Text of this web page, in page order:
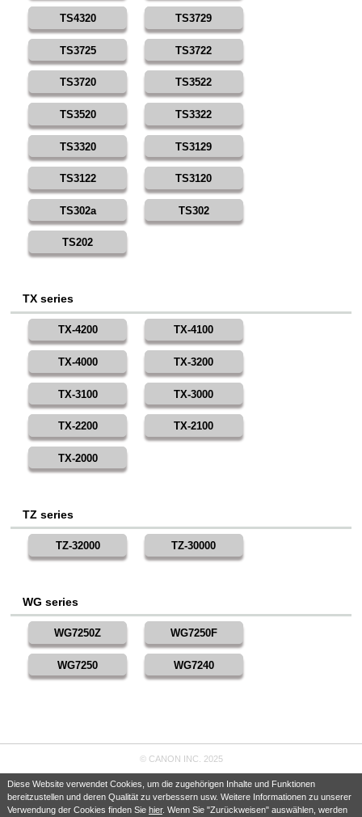
Diese Website verwendet Cookies, um die zugehörigen Inhalte und Funktionen
bereitzustellen und deren Qualität zu verbessern usw. Weitere Informationen zu unserer
Verwendung der Cookies finden Sie hier. Wenn Sie "Zurückweisen" auswählen, werden
TS4320 TS3729
TS3725 TS3722
TS3720 TS3522
TS3520 TS3322
TS3320 TS3129
TS3122 TS3120
TS302a TS302
TS202
TX series
TX-4200 TX-4100
TX-4000 TX-3200
TX-3100 TX-3000
TX-2200 TX-2100
TX-2000
TZ series
TZ-32000 TZ-30000
WG series
WG7250Z WG7250F
WG7250 WG7240
© CANON INC. 2025